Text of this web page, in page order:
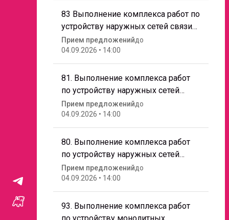
Химки, ул. Маяковского, д. 6
83 Выполнение комплекса работ по
устройству наружных сетей связи
на объекте "Поликлиника 300
Голицыно" по адресу: Московская
область, Одинцовский г. о., г.
Голицыно.
Прием предложенийдо
04.09.2026 • 14:00
81. Выполнение комплекса работ
по устройству наружных сетей
связи на объекте: "Суд Мытищи" по
адресу: Московская область, г.
Мытищи
Прием предложенийдо
04.09.2026 • 14:00
80. Выполнение комплекса работ
по устройству наружных сетей
электроснабжения на объекте: "Суд
Мытищи" по адресу: Московская
область, г. Мытищи
Прием предложенийдо
04.09.2026 • 14:00
93. Выполнение комплекса работ